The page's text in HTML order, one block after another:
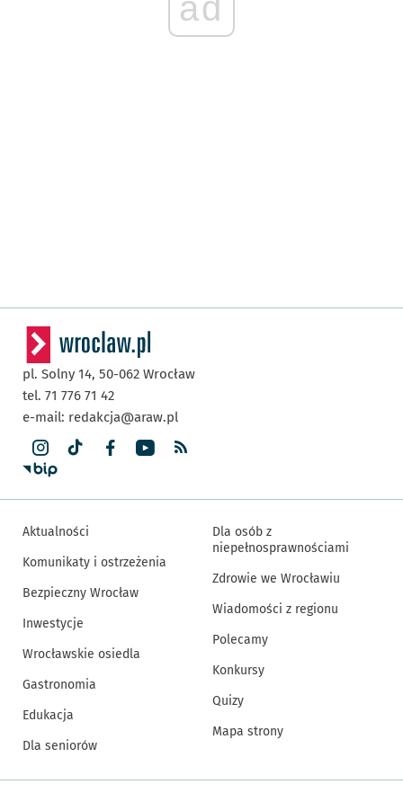
ad
pl. Solny 14, 50-062 Wrocław
tel. 71 776 71 42
e-mail: redakcja@araw.pl
Aktualności
Komunikaty i ostrzeżenia
Bezpieczny Wrocław
Inwestycje
Wrocławskie osiedla
Gastronomia
Edukacja
Dla seniorów
Dla osób z
niepełnosprawnościami
Zdrowie we Wrocławiu
Wiadomości z regionu
Polecamy
Konkursy
Quizy
Mapa strony